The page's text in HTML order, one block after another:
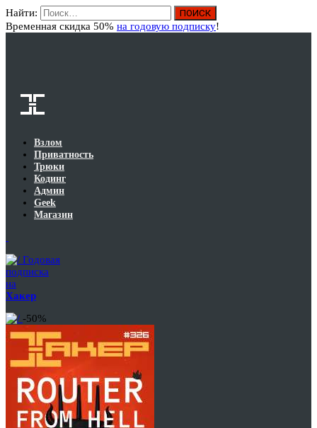
Найти:
Временная скидка 50% на годовую подписку!
Взлом
Приватность
Трюки
Кодинг
Админ
Geek
Магазин
Годовая
подписка
на
Хакер
-50%